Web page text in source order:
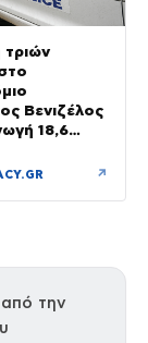
Βενιζέλος
18,6
σε
↗
από την